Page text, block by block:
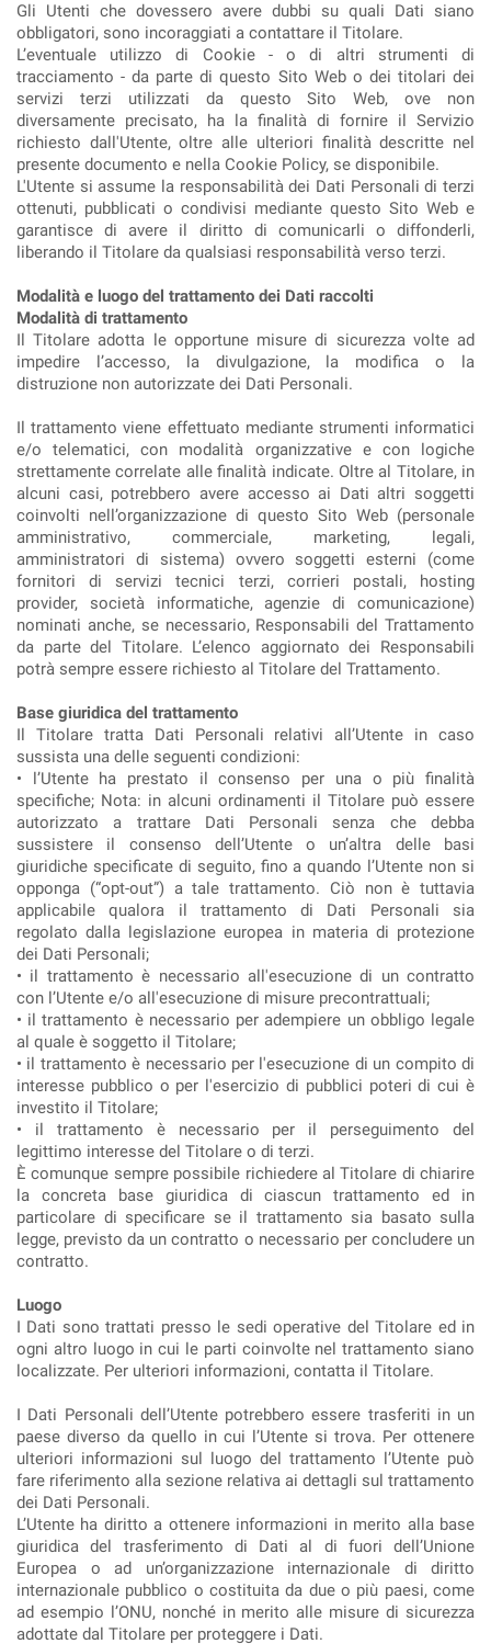
Gli Utenti che dovessero avere dubbi su quali Dati siano
obbligatori, sono incoraggiati a contattare il Titolare.
L’eventuale utilizzo di Cookie - o di altri strumenti di
tracciamento - da parte di questo Sito Web o dei titolari dei
servizi terzi utilizzati da questo Sito Web, ove non
diversamente precisato, ha la finalità di fornire il Servizio
richiesto dall'Utente, oltre alle ulteriori finalità descritte nel
presente documento e nella Cookie Policy, se disponibile.
L'Utente si assume la responsabilità dei Dati Personali di terzi
ottenuti, pubblicati o condivisi mediante questo Sito Web e
garantisce di avere il diritto di comunicarli o diffonderli,
liberando il Titolare da qualsiasi responsabilità verso terzi.
Modalità e luogo del trattamento dei Dati raccolti
Modalità di trattamento
Il Titolare adotta le opportune misure di sicurezza volte ad
impedire l’accesso, la divulgazione, la modifica o la
distruzione non autorizzate dei Dati Personali.
Il trattamento viene effettuato mediante strumenti informatici
e/o telematici, con modalità organizzative e con logiche
strettamente correlate alle finalità indicate. Oltre al Titolare, in
alcuni casi, potrebbero avere accesso ai Dati altri soggetti
coinvolti nell’organizzazione di questo Sito Web (personale
amministrativo, commerciale, marketing, legali,
amministratori di sistema) ovvero soggetti esterni (come
fornitori di servizi tecnici terzi, corrieri postali, hosting
provider, società informatiche, agenzie di comunicazione)
nominati anche, se necessario, Responsabili del Trattamento
da parte del Titolare. L’elenco aggiornato dei Responsabili
potrà sempre essere richiesto al Titolare del Trattamento.
Base giuridica del trattamento
Il Titolare tratta Dati Personali relativi all’Utente in caso
sussista una delle seguenti condizioni:
• l’Utente ha prestato il consenso per una o più finalità
specifiche; Nota: in alcuni ordinamenti il Titolare può essere
autorizzato a trattare Dati Personali senza che debba
sussistere il consenso dell’Utente o un’altra delle basi
giuridiche specificate di seguito, fino a quando l’Utente non si
opponga (“opt-out”) a tale trattamento. Ciò non è tuttavia
applicabile qualora il trattamento di Dati Personali sia
regolato dalla legislazione europea in materia di protezione
dei Dati Personali;
• il trattamento è necessario all'esecuzione di un contratto
con l’Utente e/o all'esecuzione di misure precontrattuali;
• il trattamento è necessario per adempiere un obbligo legale
al quale è soggetto il Titolare;
• il trattamento è necessario per l'esecuzione di un compito di
interesse pubblico o per l'esercizio di pubblici poteri di cui è
investito il Titolare;
• il trattamento è necessario per il perseguimento del
legittimo interesse del Titolare o di terzi.
È comunque sempre possibile richiedere al Titolare di chiarire
la concreta base giuridica di ciascun trattamento ed in
particolare di specificare se il trattamento sia basato sulla
legge, previsto da un contratto o necessario per concludere un
contratto.
Luogo
I Dati sono trattati presso le sedi operative del Titolare ed in
ogni altro luogo in cui le parti coinvolte nel trattamento siano
localizzate. Per ulteriori informazioni, contatta il Titolare.
I Dati Personali dell’Utente potrebbero essere trasferiti in un
paese diverso da quello in cui l’Utente si trova. Per ottenere
ulteriori informazioni sul luogo del trattamento l’Utente può
fare riferimento alla sezione relativa ai dettagli sul trattamento
dei Dati Personali.
L’Utente ha diritto a ottenere informazioni in merito alla base
giuridica del trasferimento di Dati al di fuori dell’Unione
Europea o ad un’organizzazione internazionale di diritto
internazionale pubblico o costituita da due o più paesi, come
ad esempio l’ONU, nonché in merito alle misure di sicurezza
adottate dal Titolare per proteggere i Dati.